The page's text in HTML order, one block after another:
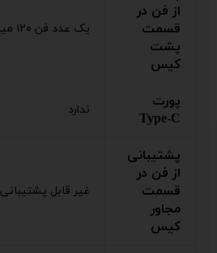
از فن در
قسمت
پشت
کیس
یک عدد فن ۱۲۰ میلی‌متری
پورت
Type-C
ندارد
پشتیبانی
از فن در
قسمت
مجاور
کیس
غیر قابل پشتیبانی